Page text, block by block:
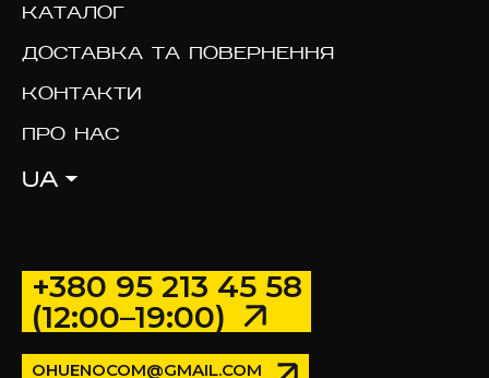
КАТАЛОГ
ДОСТАВКА ТА ПОВЕРНЕННЯ
КОНТАКТИ
ПРО НАС
UA
+380 95 213 45 58
(12:00–19:00)
OHUENOCOM@GMAIL.COM